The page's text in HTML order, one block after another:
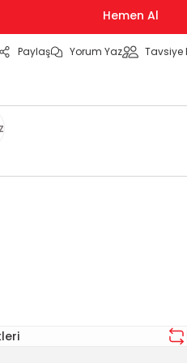
Hemen Al
Paylaş Yorum Yaz Tavsiye